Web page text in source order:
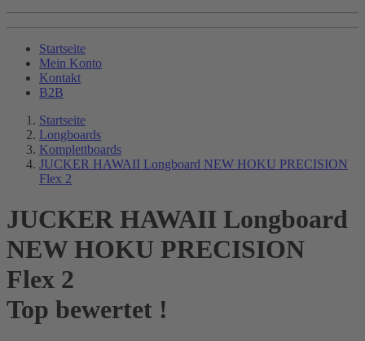
Startseite
Mein Konto
Kontakt
B2B
Startseite
Longboards
Komplettboards
JUCKER HAWAII Longboard NEW HOKU PRECISION
Flex 2
JUCKER HAWAII Longboard
NEW HOKU PRECISION
Flex 2
Top bewertet !